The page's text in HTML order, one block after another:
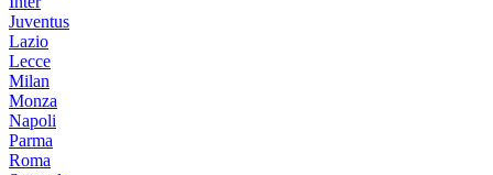
Juventus
Lazio
Lecce
Milan
Monza
Napoli
Parma
Roma